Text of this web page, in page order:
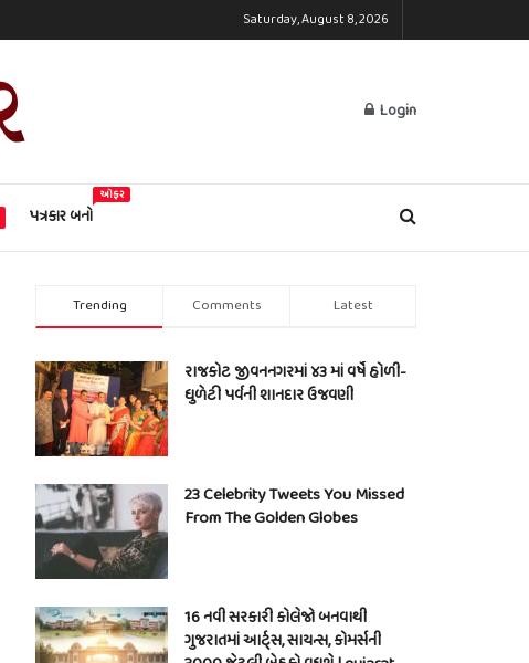
Saturday, August 8, 2026
Login
પત્રકાર બનો
ઓફર
Trending Comments Latest
રાજકોટ જીવનનગરમાં ૪૩ માં વર્ષે હોળી-
ધુળેટી પર્વની શાનદાર ઉજવણી
23 Celebrity Tweets You Missed
From The Golden Globes
16 નવી સરકારી કોલેજો બનવાથી
ગુજરાતમાં આર્ટ્સ, સાયન્સ, કોમર્સની